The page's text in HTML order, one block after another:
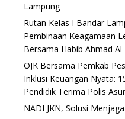
Lampung
Rutan Kelas I Bandar
Pembinaan Keagamaan
Bersama Habib Ahmad Al
OJK Bersama Pemkab
Inklusi Keuangan Nyata:
Pendidik Terima Polis
NADI JKN, Solusi